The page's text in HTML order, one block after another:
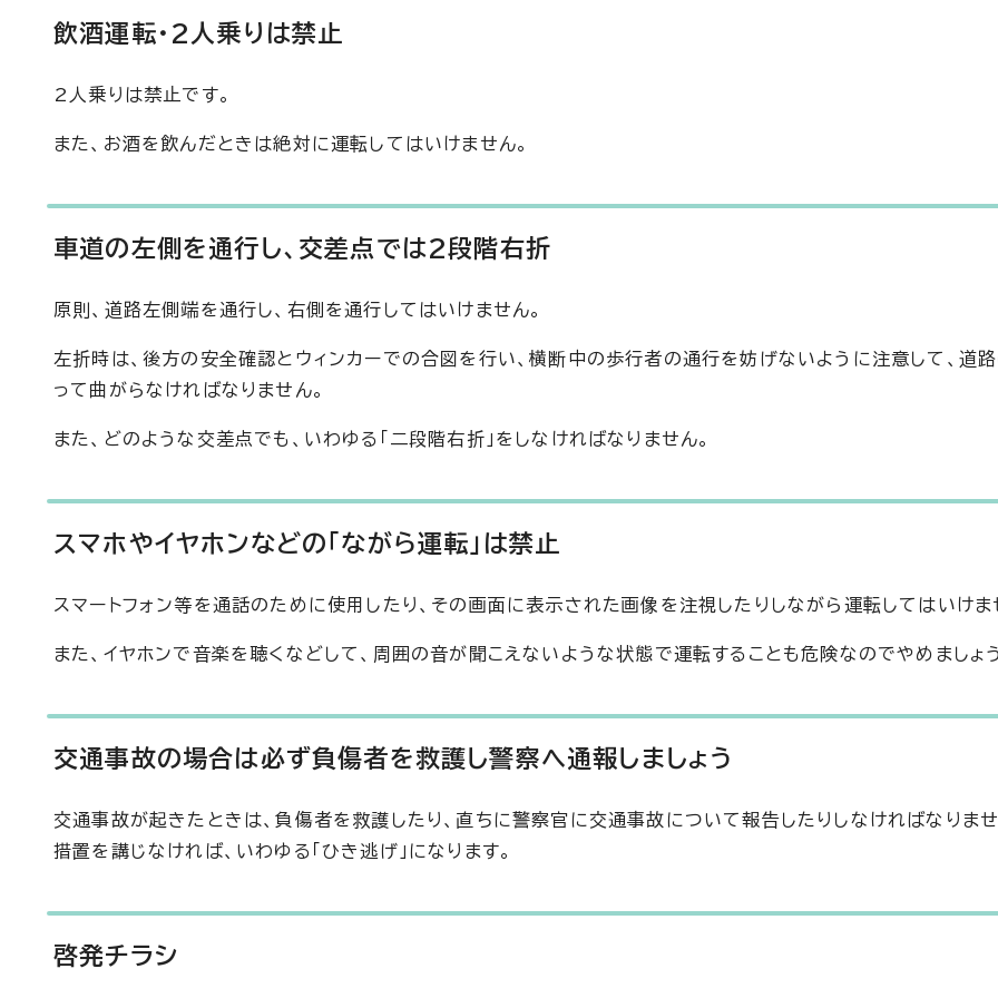
飲酒運転・2人乗りは禁止
2人乗りは禁止です。
また、お酒を飲んだときは絶対に運転してはいけません。
車道の左側を通行し、交差点では2段階右折
原則、道路左側端を通行し、右側を通行してはいけません。
左折時は、後方の安全確認とウィンカーでの合図を行い、横断中の歩行者の通行を妨げないように注意して、道
って曲がらなければなりません。
また、どのような交差点でも、いわゆる「二段階右折」をしなければなりません。
スマホやイヤホンなどの「ながら運転」は禁止
スマートフォン等を通話のために使用したり、その画面に表示された画像を注視したりしながら運転してはいけま
また、イヤホンで音楽を聴くなどして、周囲の音が聞こえないような状態で運転することも危険なのでやめましょう
交通事故の場合は必ず負傷者を救護し警察へ通報しましょう
交通事故が起きたときは、負傷者を救護したり、直ちに警察官に交通事故について報告したりしなければなりませ
措置を講じなければ、いわゆる「ひき逃げ」になります。
啓発チラシ